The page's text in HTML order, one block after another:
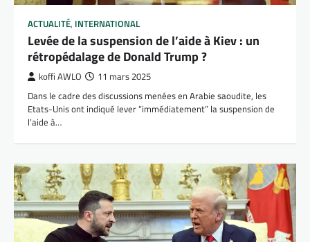
ACTUALITÉ, INTERNATIONAL
Levée de la suspension de l’aide à Kiev : un
rétropédalage de Donald Trump ?
koffi AWLO 11 mars 2025
Dans le cadre des discussions menées en Arabie saoudite, les
Etats-Unis ont indiqué lever “immédiatement” la suspension de
l’aide à…